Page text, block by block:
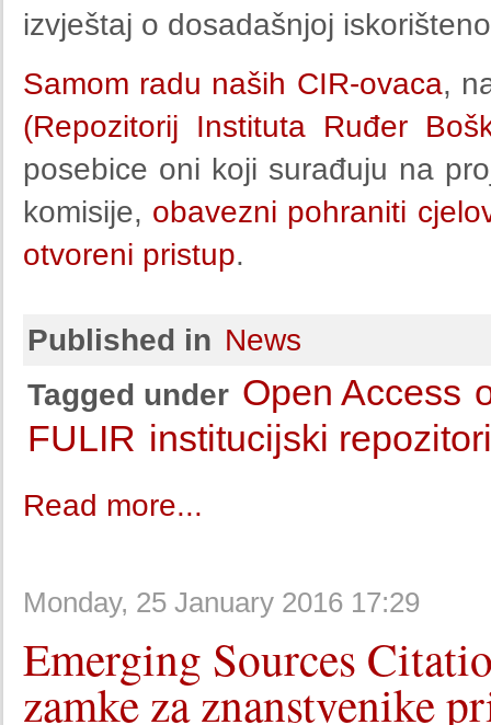
izvještaj o dosadašnjoj
Samom radu naših CIR-ovaca,
(Repozitorij Instituta Ruđer
posebice oni koji surađuju na
komisije, obavezni pohraniti
otvoreni pristup.
Published in News
Tagged under Open Access
FULIR institucijski
Read more...
Monday, 25 January 2016 17:29
Emerging Sources
zamke za znanstvenike